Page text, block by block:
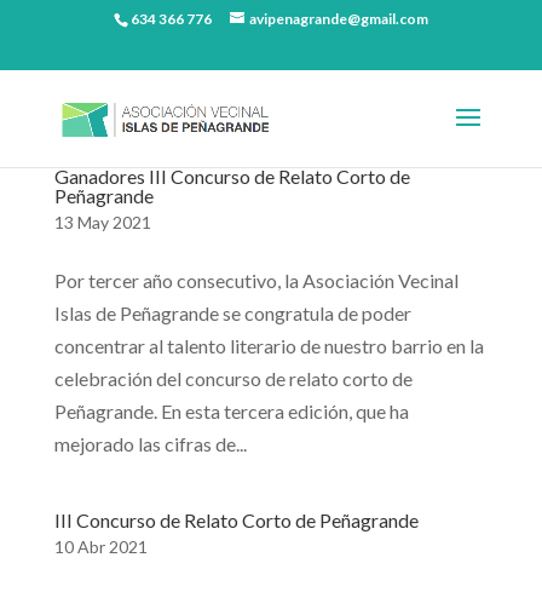
634 366 776 avipenagrande@gmail.com
Ganadores III Concurso de Relato Corto de
Peñagrande
13 May 2021
Por tercer año consecutivo, la Asociación Vecinal
Islas de Peñagrande se congratula de poder
concentrar al talento literario de nuestro barrio en la
celebración del concurso de relato corto de
Peñagrande. En esta tercera edición, que ha
mejorado las cifras de...
III Concurso de Relato Corto de Peñagrande
10 Abr 2021